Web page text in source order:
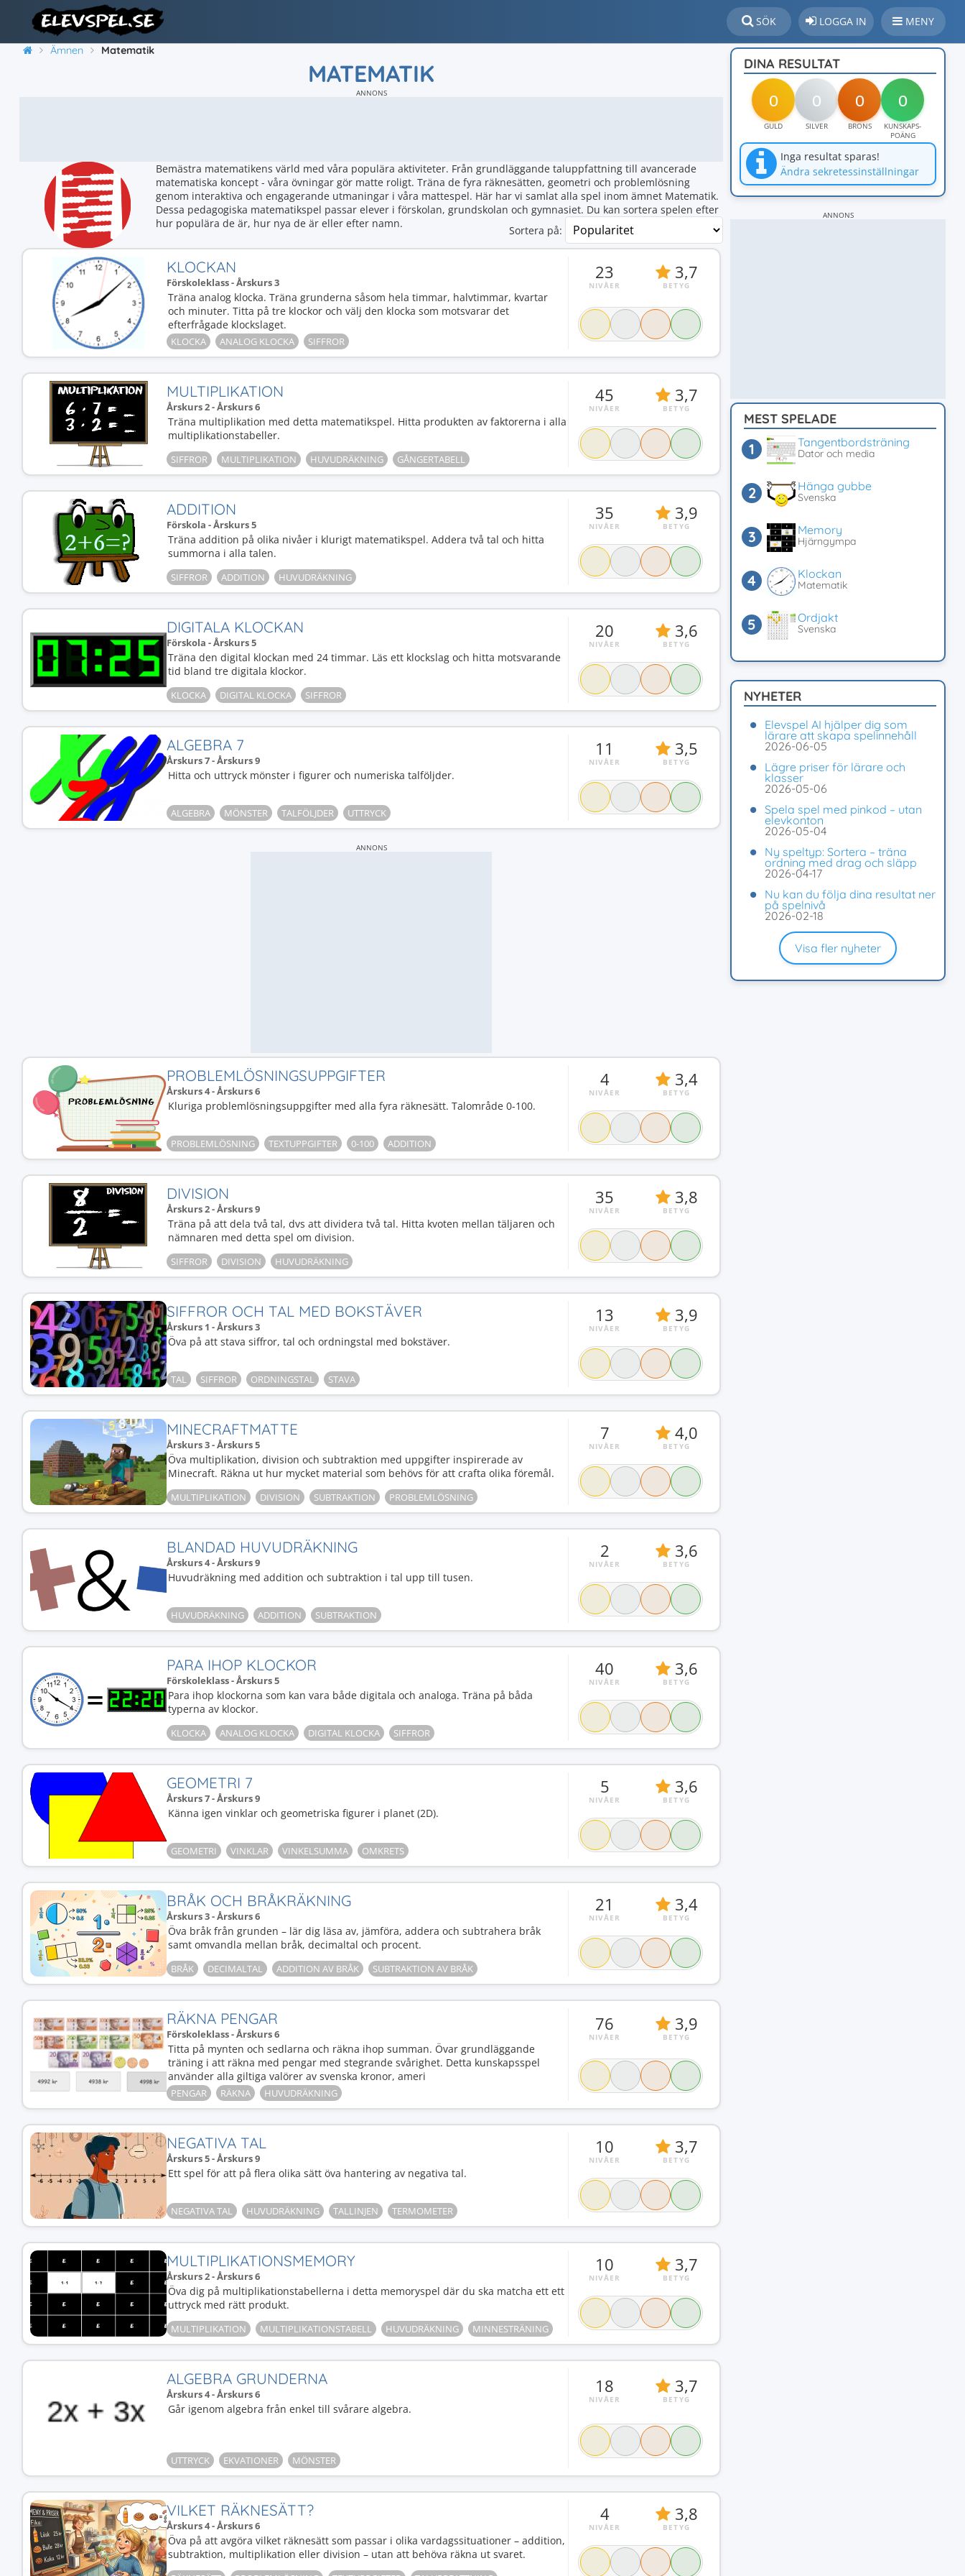
SÖK LOGGA IN MENY
Ämnen Matematik
MATEMATIK
ANNONS
Bemästra matematikens värld med våra populära aktiviteter. Från grundläggande taluppfattning till avancerade
matematiska koncept - våra övningar gör matte roligt. Träna de fyra räknesätten, geometri och problemlösning
genom interaktiva och engagerande utmaningar i våra mattespel. Här har vi samlat alla spel inom ämnet Matematik.
Dessa pedagogiska matematikspel passar elever i förskolan, grundskolan och gymnasiet. Du kan sortera spelen efter
hur populära de är, hur nya de är eller efter namn.
Sortera på:
KLOCKAN
Förskoleklass - Årskurs 3
Träna analog klocka. Träna grunderna såsom hela timmar, halvtimmar, kvartar
och minuter. Titta på tre klockor och välj den klocka som motsvarar det
efterfrågade klockslaget.
KLOCKA ANALOG KLOCKA SIFFROR
23
NIVÅER
3,7
BETYG
MULTIPLIKATION
Årskurs 2 - Årskurs 6
Träna multiplikation med detta matematikspel. Hitta produkten av faktorerna i alla
multiplikationstabeller.
SIFFROR MULTIPLIKATION HUVUDRÄKNING GÅNGERTABELL
45
NIVÅER
3,7
BETYG
ADDITION
Förskola - Årskurs 5
Träna addition på olika nivåer i klurigt matematikspel. Addera två tal och hitta
summorna i alla talen.
SIFFROR ADDITION HUVUDRÄKNING
35
NIVÅER
3,9
BETYG
DIGITALA KLOCKAN
Förskola - Årskurs 5
Träna den digital klockan med 24 timmar. Läs ett klockslag och hitta motsvarande
tid bland tre digitala klockor.
KLOCKA DIGITAL KLOCKA SIFFROR
20
NIVÅER
3,6
BETYG
ALGEBRA 7
Årskurs 7 - Årskurs 9
Hitta och uttryck mönster i figurer och numeriska talföljder.
ALGEBRA MÖNSTER TALFÖLJDER UTTRYCK
11
NIVÅER
3,5
BETYG
ANNONS
PROBLEMLÖSNINGSUPPGIFTER
Årskurs 4 - Årskurs 6
Kluriga problemlösningsuppgifter med alla fyra räknesätt. Talområde 0-100.
PROBLEMLÖSNING TEXTUPPGIFTER 0-100 ADDITION
4
NIVÅER
3,4
BETYG
DIVISION
Årskurs 2 - Årskurs 9
Träna på att dela två tal, dvs att dividera två tal. Hitta kvoten mellan täljaren och
nämnaren med detta spel om division.
SIFFROR DIVISION HUVUDRÄKNING
35
NIVÅER
3,8
BETYG
SIFFROR OCH TAL MED BOKSTÄVER
Årskurs 1 - Årskurs 3
Öva på att stava siffror, tal och ordningstal med bokstäver.
TAL SIFFROR ORDNINGSTAL STAVA
13
NIVÅER
3,9
BETYG
MINECRAFTMATTE
Årskurs 3 - Årskurs 5
Öva multiplikation, division och subtraktion med uppgifter inspirerade av
Minecraft. Räkna ut hur mycket material som behövs för att crafta olika föremål.
MULTIPLIKATION DIVISION SUBTRAKTION PROBLEMLÖSNING
7
NIVÅER
4,0
BETYG
BLANDAD HUVUDRÄKNING
Årskurs 4 - Årskurs 9
Huvudräkning med addition och subtraktion i tal upp till tusen.
HUVUDRÄKNING ADDITION SUBTRAKTION
2
NIVÅER
3,6
BETYG
PARA IHOP KLOCKOR
Förskoleklass - Årskurs 5
Para ihop klockorna som kan vara både digitala och analoga. Träna på båda
typerna av klockor.
KLOCKA ANALOG KLOCKA DIGITAL KLOCKA SIFFROR
40
NIVÅER
3,6
BETYG
GEOMETRI 7
Årskurs 7 - Årskurs 9
Känna igen vinklar och geometriska figurer i planet (2D).
GEOMETRI VINKLAR VINKELSUMMA OMKRETS
5
NIVÅER
3,6
BETYG
BRÅK OCH BRÅKRÄKNING
Årskurs 3 - Årskurs 6
Öva bråk från grunden – lär dig läsa av, jämföra, addera och subtrahera bråk
samt omvandla mellan bråk, decimaltal och procent.
BRÅK DECIMALTAL ADDITION AV BRÅK SUBTRAKTION AV BRÅK
21
NIVÅER
3,4
BETYG
RÄKNA PENGAR
Förskoleklass - Årskurs 6
Titta på mynten och sedlarna och räkna ihop summan. Övar grundläggande
träning i att räkna med pengar med stegrande svårighet. Detta kunskapsspel
använder alla giltiga valörer av svenska kronor, ameri
PENGAR RÄKNA HUVUDRÄKNING
76
NIVÅER
3,9
BETYG
NEGATIVA TAL
Årskurs 5 - Årskurs 9
Ett spel för att på flera olika sätt öva hantering av negativa tal.
NEGATIVA TAL HUVUDRÄKNING TALLINJEN TERMOMETER
10
NIVÅER
3,7
BETYG
MULTIPLIKATIONSMEMORY
Årskurs 2 - Årskurs 6
Öva dig på multiplikationstabellerna i detta memoryspel där du ska matcha ett ett
uttryck med rätt produkt.
MULTIPLIKATION MULTIPLIKATIONSTABELL HUVUDRÄKNING MINNESTRÄNING
10
NIVÅER
3,7
BETYG
ALGEBRA GRUNDERNA
Årskurs 4 - Årskurs 6
Går igenom algebra från enkel till svårare algebra.
UTTRYCK EKVATIONER MÖNSTER
18
NIVÅER
3,7
BETYG
VILKET RÄKNESÄTT?
Årskurs 4 - Årskurs 6
Öva på att avgöra vilket räknesätt som passar i olika vardagssituationer – addition,
subtraktion, multiplikation eller division – utan att behöva räkna ut svaret.
4
NIVÅER
3,8
BETYG
DINA RESULTAT
0 0 0 0
GULD SILVER BRONS
KUNSKAPS-
POÄNG
Inga resultat sparas!
Ändra sekretessinställningar
ANNONS
MEST SPELADE
Tangentbordsträning
Dator och media
Hänga gubbe
Svenska
Memory
Hjärngympa
Klockan
Matematik
Ordjakt
Svenska
NYHETER
Elevspel AI hjälper dig som
lärare att skapa spelinnehåll
2026-06-05
Lägre priser för lärare och
klasser
2026-05-06
Spela spel med pinkod – utan
elevkonton
2026-05-04
Ny speltyp: Sortera – träna
ordning med drag och släpp
2026-04-17
Nu kan du följa dina resultat ner
på spelnivå
2026-02-18
Visa fler nyheter